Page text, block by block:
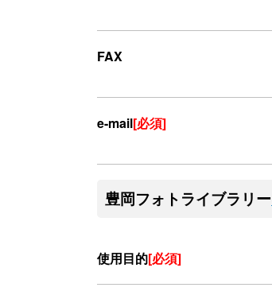
FAX
e-mail[必須]
豊岡フォトライブラリー
使用目的[必須]